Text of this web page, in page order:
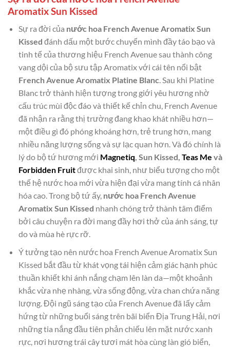
Aromatix Sun Kissed
Sự ra đời của nước hoa French Avenue Aromatix Sun
Kissed đánh dấu một bước chuyển mình đầy táo bạo và
tinh tế của thương hiệu French Avenue sau thành công
vang dội của bộ sưu tập Aromatix với cái tên nổi bật
French Avenue Aromatix Platine Blanc. Sau khi Platine
Blanc trở thành hiện tượng trong giới yêu hương nhờ
cấu trúc mùi độc đáo và thiết kế chỉn chu, French Avenue
đã nhận ra rằng thị trường đang khao khát nhiều hơn—
một điều gì đó phóng khoáng hơn, trẻ trung hơn, mang
nhiều năng lượng sống và sự lạc quan hơn. Và đó chính là
lý do bộ tứ hương mới Magnetiq, Sun Kissed, Teas Me và
Forbidden Fruitđược khai sinh, như biểu tượng cho một
thế hệ nước hoa mới vừa hiện đại vừa mang tính cá nhân
hóa cao. Trong bộ tứ ấy, nước hoa French Avenue
Aromatix Sun Kissed nhanh chóng trở thành tâm điểm
bởi câu chuyện ra đời mang đầy hơi thở của ánh sáng, tự
do và mùa hè rực rỡ.
Ý tưởng tạo nên nước hoa French Avenue Aromatix Sun
Kissed bắt đầu từ khát vọng tái hiện cảm giác hạnh phúc
thuần khiết khi ánh nắng chạm lên làn da—một khoảnh
khắc vừa nhẹ nhàng, vừa sống động, vừa chan chứa năng
lượng. Đội ngũ sáng tạo của French Avenue đã lấy cảm
hứng từ những buổi sáng trên bãi biển Địa Trung Hải, nơi
những tia nắng đầu tiên phản chiếu lên mặt nước xanh
rực, nơi hương trái cây tươi mát hòa cùng làn gió biển,